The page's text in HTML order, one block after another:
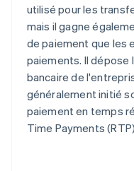
utilisé pour les
mais il gagne
de paiement que les
paiements. Il
bancaire de
généralement initié
paiement en temps
Time Payments